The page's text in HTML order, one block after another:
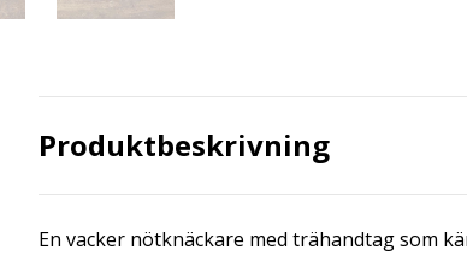
Produktbeskrivning
En vacker nötknäckare med trähandtag som